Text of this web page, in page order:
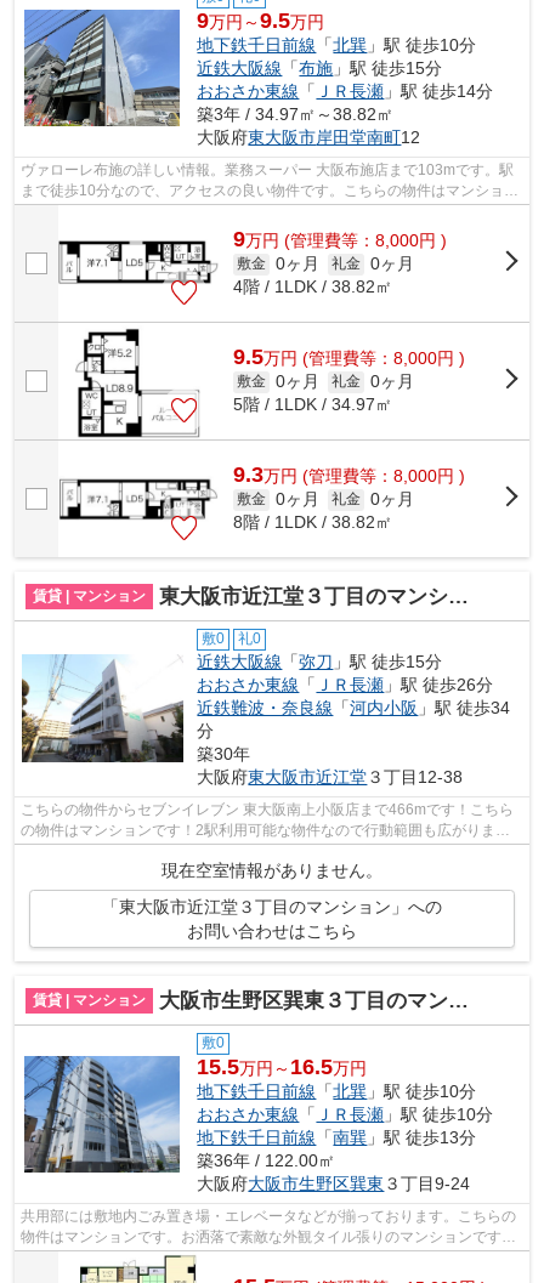
9万円～9.5万円
地下鉄千日前線 「北巽 」駅 徒歩10分
近鉄大阪線 「布施 」駅 徒歩15分
おおさか東線 「 ＪＲ長瀬 」駅 徒歩14分
築3年 / 34.97㎡～38.82㎡
大阪府東大阪市岸田堂南町12
ヴァローレ布施の詳しい情報。業務スーパー 大阪布施店まで103mです。駅
まで徒歩10分なので、アクセスの良い物件です。こちらの物件はマンション
です。より詳しい情報や内見のご予約は...
9万円 (管理費等：8,000円 )
敷金 0ヶ月 礼金 0ヶ月
4階 / 1LDK / 38.82㎡
9.5万円 (管理費等：8,000円 )
敷金 0ヶ月 礼金 0ヶ月
5階 / 1LDK / 34.97㎡
9.3万円 (管理費等：8,000円 )
敷金 0ヶ月 礼金 0ヶ月
8階 / 1LDK / 38.82㎡
賃貸 | マンション 東大阪市近江堂３丁目のマンション
敷0 礼0
近鉄大阪線 「弥刀 」駅 徒歩15分
おおさか東線 「 ＪＲ長瀬 」駅 徒歩26分
近鉄難波・奈良線 「河内小阪 」駅 徒歩34
分
築30年
大阪府東大阪市近江堂３丁目12-38
こちらの物件からセブンイレブン 東大阪南上小阪店まで466mです！こちら
の物件はマンションです！2駅利用可能な物件なので行動範囲も広がりま
す！駅まで徒歩15分と、立地が魅力的な物...
現在空室情報がありません。
「東大阪市近江堂３丁目のマンション」への
お問い合わせはこちら
賃貸 | マンション 大阪市生野区巽東３丁目のマンション
敷0
15.5万円～ 16.5万円
地下鉄千日前線 「北巽 」駅 徒歩10分
おおさか東線 「 ＪＲ長瀬 」駅 徒歩10分
地下鉄千日前線 「南巽 」駅 徒歩13分
築36年 / 122.00㎡
大阪府大阪市生野区巽東 ３丁目9-24
共用部には敷地内ごみ置き場・エレベータなどが揃っております。こちらの
物件はマンションです。お洒落で素敵な外観タイル張りのマンションです。
上階無しの物件は素晴らしいので一度...